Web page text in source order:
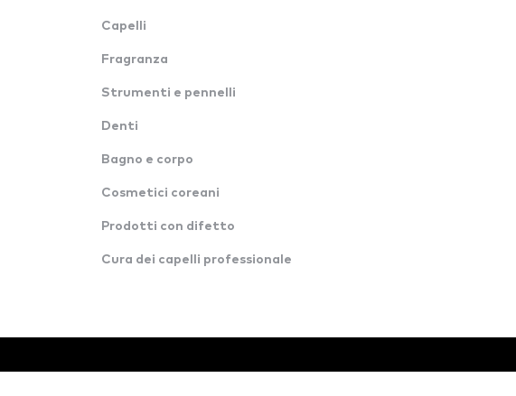
Capelli
Fragranza
Strumenti e pennelli
Denti
Bagno e corpo
Cosmetici coreani
Prodotti con difetto
Cura dei capelli professionale